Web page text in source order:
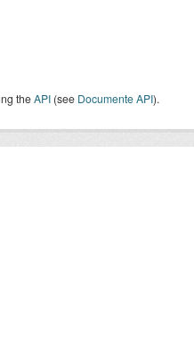
theAPI (see Documente API).